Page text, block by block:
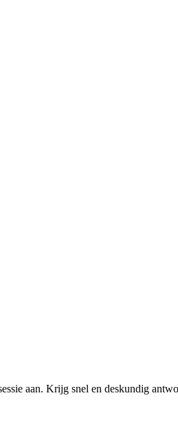
aan. Krijg snel en deskundig